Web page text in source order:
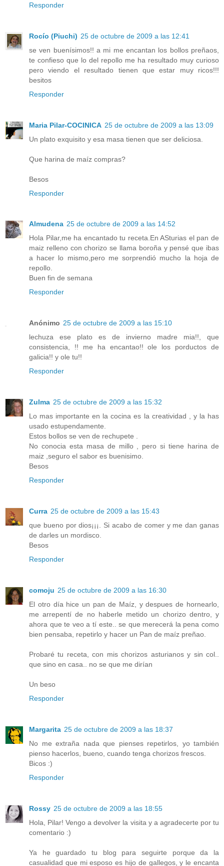
Responder
Rocío (Piuchi) 25 de octubre de 2009 a las 12:41
se ven buenísimos!! a mi me encantan los bollos preñaos,
te confieso que lo del repollo me ha resultado muy curioso
pero viendo el resultado tienen que estar muy ricos!!!
besitos
Responder
Maria Pilar-COCINICA 25 de octubre de 2009 a las 13:09
Un plato exquisito y esa masa tienen que ser deliciosa.
Que harina de maíz compras?
Besos
Responder
Almudena 25 de octubre de 2009 a las 14:52
Hola Pilar,me ha encantado tu receta.En ASturias el pan de
maiz relleno con chorizo se llama boroña y pensé que ibas
a hacer lo mismo,pero me sorprendió mucho la hoja de
repollo.
Buen fin de semana
Responder
Anónimo 25 de octubre de 2009 a las 15:10
lechuza ese plato es de invierno madre mia!!, que
consistencia, !! me ha encantao!! ole los porductos de
galicia!! y ole tu!!
Responder
Zulma 25 de octubre de 2009 a las 15:32
Lo mas importante en la cocina es la creatividad , y la has
usado estupendamente.
Estos bollos se ven de rechupete .
No conocia esta masa de millo , pero si tiene harina de
maiz ,seguro el sabor es buenisimo.
Besos
Responder
Curra 25 de octubre de 2009 a las 15:43
que bueno por dios¡¡¡. Si acabo de comer y me dan ganas
de darles un mordisco.
Besos
Responder
comoju 25 de octubre de 2009 a las 16:30
El otro día hice un pan de Maíz, y despues de hornearlo,
me arrepentí de no haberle metido un chorizo dentro, y
ahora que te veo a tí este.. se que merecerá la pena como
bien pensaba, repetirlo y hacer un Pan de maíz preñao.
Probaré tu receta, con mis chorizos asturianos y sin col..
que sino en casa.. no se que me dirían
Un beso
Responder
Margarita 25 de octubre de 2009 a las 18:37
No me extraña nada que pienses repetirlos, yo también
pienso hacerlos, bueno, cuando tenga chorizos frescos.
Bicos :)
Responder
Rossy 25 de octubre de 2009 a las 18:55
Hola, Pilar! Vengo a devolver la visita y a agradecerte por tu
comentario :)
Ya he guardado tu blog para seguirte porque da la
casualidad que mi esposo es hijo de gallegos, y le encanta